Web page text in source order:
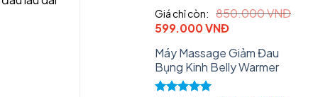
Rated5.00
out of 5
Giá chỉ còn: 850.000VNĐ
Original
was:
850.000 VNĐ.
599.000VNĐCurrent
is:
599.000 VNĐ.
Máy Massage Giảm Đau
Bụng Kinh Belly Warmer